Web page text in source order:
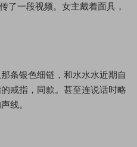
了一段视频。女主戴着面具，
条银色细链，和水水水近期自
戒指，同款。甚至连说话时略
线。